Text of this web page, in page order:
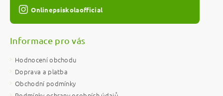
Onlinepsiskolaofficial
Informace pro vás
Hodnocení obchodu
Doprava a platba
Obchodní podmínky